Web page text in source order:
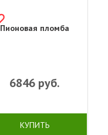
Пионовая пломба
6846руб.
КУПИТЬ